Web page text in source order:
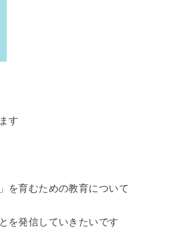
す
を育むための教育について
を発信していきたいです